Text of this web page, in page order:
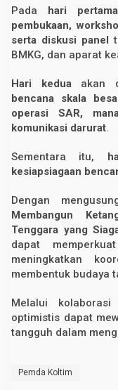
Pada hari pertama
pembukaan,
serta diskusi panel
BMKG, dan aparat
Hari keduaakan
bencana skala
operasi SAR,
komunikasi darurat.
Sementara itu,
kesiapsiagaan
Dengan
Membangun
Tenggara yang
dapat
meningkatkan
membentuk budaya
Melalui
optimistis dapat
tangguh dalam
Pemda Koltim